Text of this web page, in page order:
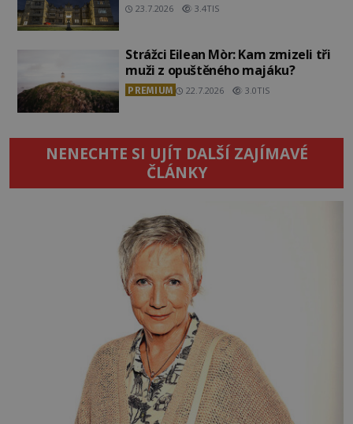
23.7.2026 3.4TIS
Strážci Eilean Mòr: Kam zmizeli tři
muži z opuštěného majáku?
PREMIUM 22.7.2026 3.0TIS
NENECHTE SI UJÍT DALŠÍ ZAJÍMAVÉ
ČLÁNKY